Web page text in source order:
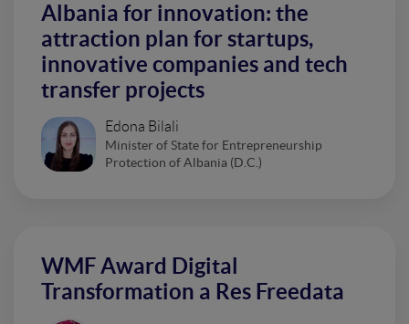
Albania for innovation: the
attraction plan for startups,
innovative companies and tech
transfer projects
Edona Bilali
Minister of State for Entrepreneurship
Protection of Albania (D.C.)
WMF Award Digital
Transformation a Res Freedata